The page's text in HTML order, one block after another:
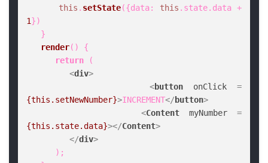
this . setState({data: this . state. data
1})
render( ) {
return (
<div>
<button onClick
{this.setNewNumber}>INCREMENT</ button>
<Content myNumber
{this.state.data}></Content>
</div>